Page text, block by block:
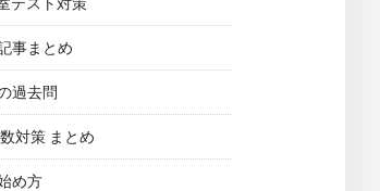
事まとめ
過去問
対策 まとめ
め方